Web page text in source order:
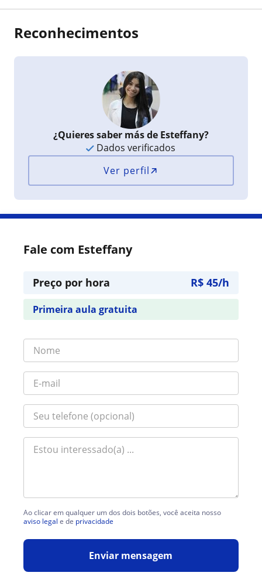
Reconhecimentos
¿Quieres saber más de Esteffany?
Dados verificados
Ver perfil
Fale com Esteffany
Preço por hora R$ 45/h
Primeira aula gratuita
Ao clicar em qualquer um dos dois botões, você aceita nosso
aviso legal e de privacidade
Enviar mensagem